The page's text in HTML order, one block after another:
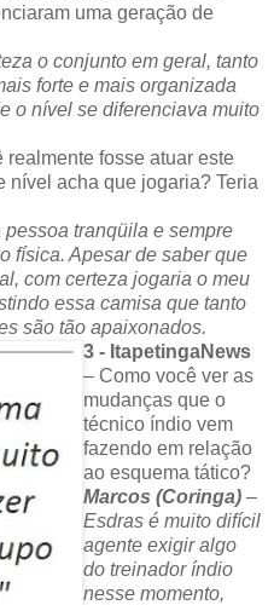
uma geração de
o conjunto em geral, tanto
forte e mais organizada
o nível se diferenciava muito
realmente fosse atuar este
nível acha que jogaria? Teria
pessoa tranqüila e sempre
física. Apesar de saber que
com certeza jogaria o meu
essa camisa que tanto
são tão apaixonados.
3 - ItapetingaNews
– Como você ver as
mudanças que o
técnico índio vem
fazendo em relação
ao esquema tático?
Marcos (Coringa) –
Esdras é muito difícil
agente exigir algo
do treinador índio
nesse momento,